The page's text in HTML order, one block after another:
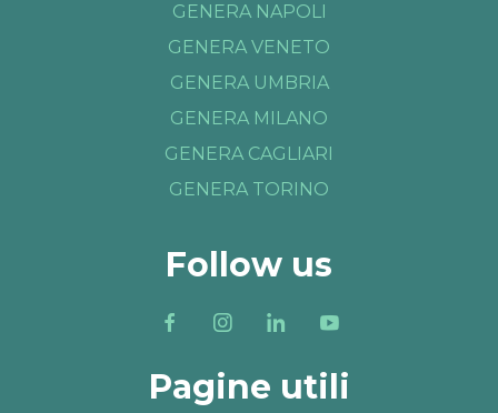
GENERA NAPOLI
GENERA VENETO
GENERA UMBRIA
GENERA MILANO
GENERA CAGLIARI
GENERA TORINO
Follow us
Pagine utili